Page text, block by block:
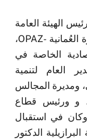
الهيئة العامة
للمناطق الاقتصادية الخاصة والمناطق الحرة العُمانية -OPAZ،
الخاصة في
العام لتنمية
ومديرة المجالس
و ورئيس قطاع
وكان في استقبال
الدكتور